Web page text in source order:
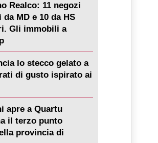
Realco: 11 negozi
MD e 10 da HS
Gli immobili a
lo stecco gelato a
di gusto ispirato ai
apre a Quartu
il terzo punto
provincia di